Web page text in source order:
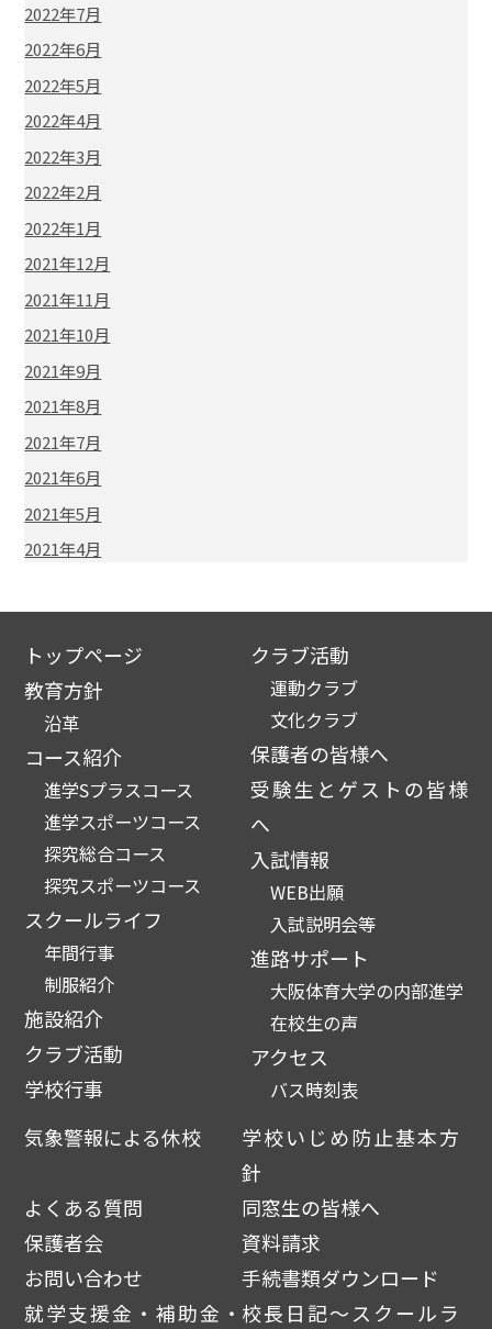
2022年7月
2022年6月
2022年5月
2022年4月
2022年3月
2022年2月
2022年1月
2021年12月
2021年11月
2021年10月
2021年9月
2021年8月
2021年7月
2021年6月
2021年5月
2021年4月
トップページ
教育方針
沿革
コース紹介
進学Sプラスコース
進学スポーツコース
探究総合コース
探究スポーツコース
スクールライフ
年間行事
制服紹介
施設紹介
クラブ活動
学校行事
クラブ活動
運動クラブ
文化クラブ
保護者の皆様へ
受験生とゲストの皆様
へ
入試情報
WEB出願
入試説明会等
進路サポート
大阪体育大学の内部進学
在校生の声
アクセス
バス時刻表
気象警報による休校
学校いじめ防止基本方
針
よくある質問
同窓生の皆様へ
保護者会
資料請求
お問い合わせ
手続書類ダウンロード
就学支援金・補助金・ 校長日記～スクールラ